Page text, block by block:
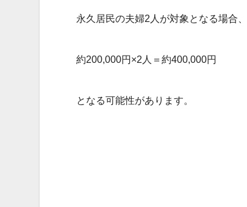
永久居民の夫婦2人が対象となる場合、
約200,000円×2人＝約400,000円
となる可能性があります。